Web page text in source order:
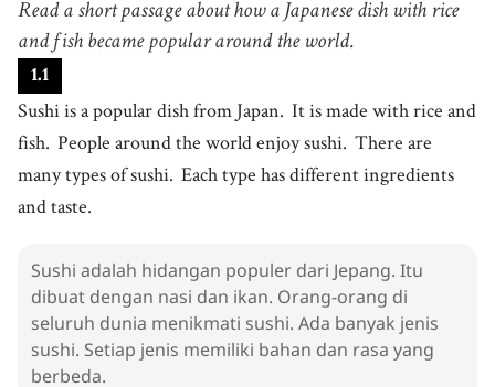
hidangan
4.rice [n]/ raɪs/
beras
5.fish [n] /fɪʃ/
ikan
6.ingredient[n ]/ˌɪnˈɡɹidiənt/
bahan
rasa
.chef[n ]/ˈʃɛf/
koki
.sticky[adj]
Read a short passage about how a Japanese dish with rice
and fish became popular around the world.
1.1
Sushi is a popular dish from Japan. It is made with rice and
fish. People around the world enjoy sushi. There are
many types of sushi. Each type has different ingredients
and taste.
Sushi adalah hidangan populer dari Jepang. Itu
dibuat dengan nasi dan ikan. Orang-orang di
seluruh dunia menikmati sushi. Ada banyak jenis
sushi. Setiap jenis memiliki bahan dan rasa yang
berbeda.